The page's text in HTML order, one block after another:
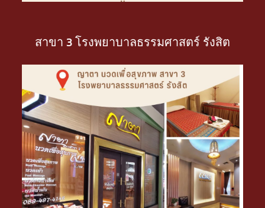
สาขา 3 โรงพยาบาลธรรมศาสตร์ รังสิต